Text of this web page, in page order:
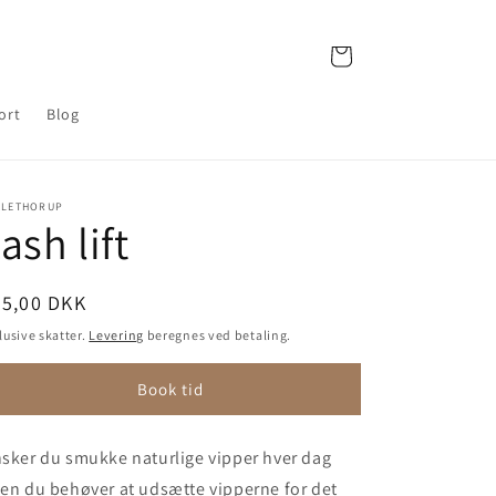
Blog
Indkøbskurv
lift
DKK
skatter. Levering beregnes ved betaling.
Book tid
du smukke naturlige vipper hver dag
du behøver at udsætte vipperne for det